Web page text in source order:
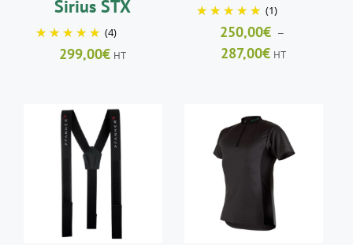
PAGE
DU
PRODUIT
Sirius STX
(4)
299,00€ HT
PAGE
(1)
250,00€ –
287,00€Plage
à
287,00€
HT
CHOIX DES
OPTIONS
A
PLUSIEURS
VARIATIONS.
/
DÉTAILS
CHOIX DES
OPTIONS
CE
PRODUIT
A
PLUSIEURS
DÉTAILS